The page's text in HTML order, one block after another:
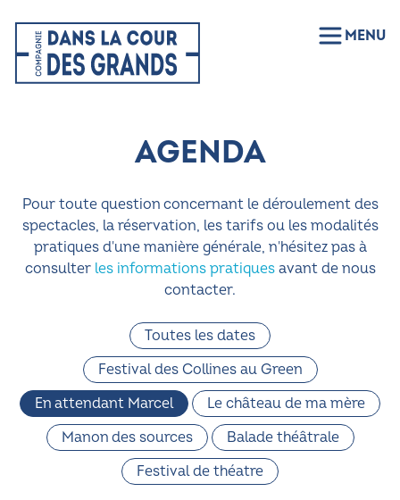
MENU
AGENDA
Pour toute question concernant le déroulement des
spectacles, la réservation, les tarifs ou les modalités
pratiques d'une manière générale, n'hésitez pas à
consulter les informations pratiquesavant de nous
contacter.
Toutes les dates
Festival des Collines au Green
En attendant Marcel
Le château de ma mère
Manon des sources
Balade théâtrale
Festival de théatre